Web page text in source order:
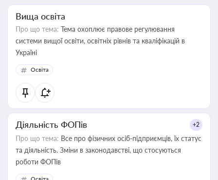
Вища освіта
Про що тема: Тема охоплює правове регулювання
системи вищої освіти, освітніх рівнів та кваліфікацій в
Україні
Освіта
Діяльність ФОПів +2
Про що тема: Все про фізичних осіб-підприємців, їх статус
та діяльність. Зміни в законодавстві, що стосуються
роботи ФОПів